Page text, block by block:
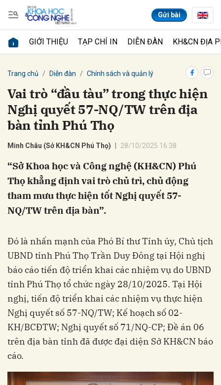
Gửi bài
GIỚI THIỆU TẠP CHÍ IN DIỄN ĐÀN KH&CN ĐỊA
Trang chủ Diễn đàn Chính sách và quản lý
Vai trò “đầu tàu” trong thực hiện
Nghị quyết 57-NQ/TW trên địa
bàn tỉnh Phú Thọ
Minh Châu (Sở KH&CN Phú Thọ) 28/10/2025 16:38
“Sở Khoa học và Công nghệ (KH&CN) Phú
Thọ khẳng định vai trò chủ trì, chủ động
tham mưu thực hiện tốt Nghị quyết 57-
NQ/TW trên địa bàn”.
Đó là nhấn mạnh của Phó Bí thư Tỉnh ủy, Chủ tịch
UBND tỉnh Phú Thọ Trần Duy Đông tại Hội nghị
báo cáo tiến độ triển khai các nhiệm vụ do UBND
tỉnh Phú Thọ tổ chức ngày 28/10/2025. Tại Hội
nghị, tiến độ triển khai các nhiệm vụ thực hiện
Nghị quyết số 57-NQ/TW; Kế hoạch số 02-
KH/BCĐTW; Nghị quyết số 71/NQ-CP; Đề án 06
trên địa bàn tỉnh đã được đại diện Sở KH&CN báo
cáo.
Gửi bình luận
Hủy Gửi